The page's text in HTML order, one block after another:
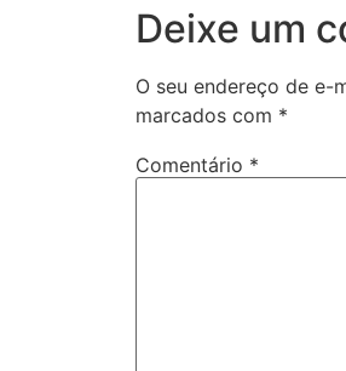
Deixe um
O seu endereço de e-
marcados com *
Comentário *